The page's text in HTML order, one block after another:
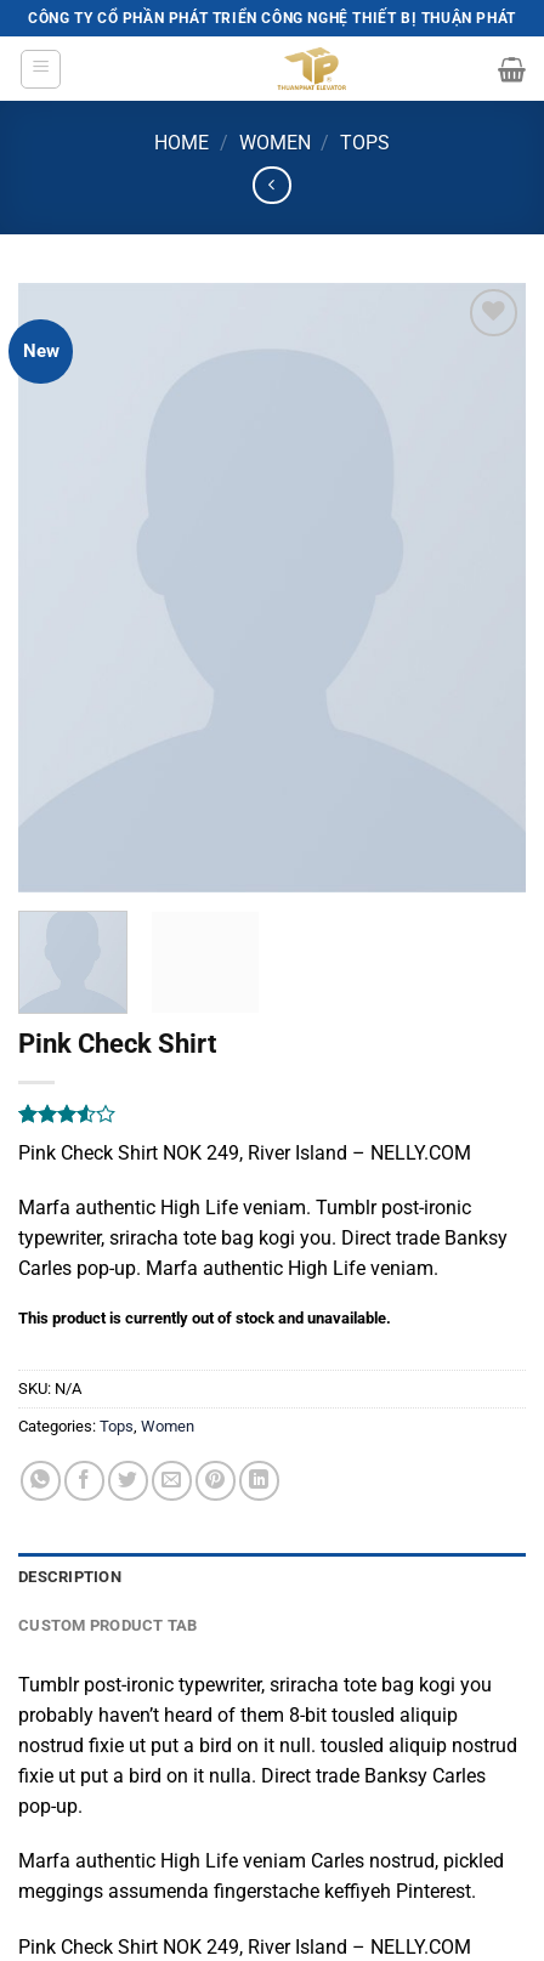
Skip
to
content
CÔNG TY CỔ PHẦN PHÁT TRIỂN CÔNG NGHỆ THIẾT BỊ THUẬN PHÁT
HOME / WOMEN / TOPS
New
Pink Check Shirt
Rated
3.50out
based
on
2
customer
ratings
Pink Check Shirt NOK 249, River Island – NELLY.COM
Marfa authentic High Life veniam. Tumblr post-ironic
typewriter, sriracha tote bag kogi you. Direct trade Banksy
Carles pop-up. Marfa authentic High Life veniam.
This product is currently out of stock and unavailable.
SKU: N/A
Categories: Tops Women
DESCRIPTION
CUSTOM PRODUCT TAB
Tumblr post-ironic typewriter, sriracha tote bag kogi you
probably haven’t heard of them 8-bit tousled aliquip
nostrud fixie ut put a bird on it null. tousled aliquip nostrud
fixie ut put a bird on it nulla. Direct trade Banksy Carles
pop-up.
Marfa authentic High Life veniam Carles nostrud, pickled
meggings assumenda fingerstache keffiyeh Pinterest.
Pink Check Shirt NOK 249, River Island – NELLY.COM